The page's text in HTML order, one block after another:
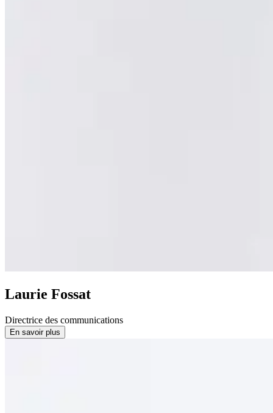
Laurie Fossat
Directrice des communications
En savoir plus